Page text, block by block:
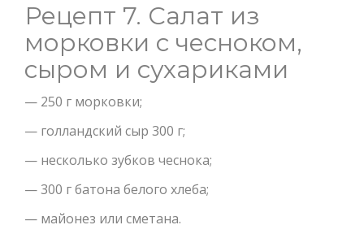
Рецепт 7. Салат из
морковки с чесноком,
сыром и сухариками
— 250 г морковки;
— голландский сыр 300 г;
— несколько зубков чеснока;
— 300 г батона белого хлеба;
— майонез или сметана.